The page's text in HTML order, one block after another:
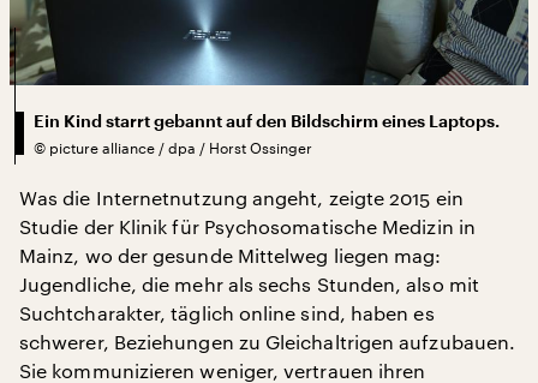
Ein Kind starrt gebannt auf den Bildschirm eines Laptops.
© picture alliance / dpa / Horst Ossinger
Was die Internetnutzung angeht, zeigte 2015 ein
Studie der Klinik für Psychosomatische Medizin in
Mainz, wo der gesunde Mittelweg liegen mag:
Jugendliche, die mehr als sechs Stunden, also mit
Suchtcharakter, täglich online sind, haben es
schwerer, Beziehungen zu Gleichaltrigen aufzubauen.
Sie kommunizieren weniger, vertrauen ihren